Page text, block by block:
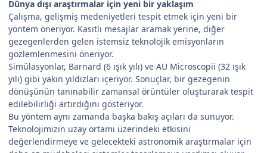
Dünya dışı araştırmalar için yeni bir yaklaşım
Çalışma, gelişmiş medeniyetleri tespit etmek için yeni bir
yöntem öneriyor. Kasıtlı mesajlar aramak yerine, diğer
gezegenlerden gelen istemsiz teknolojik emisyonların
gözlemlenmesini öneriyor.
Simülasyonlar, Barnard (6 ışık yılı) ve AU Microscopii (32 ışık
yılı) gibi yakın yıldızları içeriyor. Sonuçlar, bir gezegenin
dönüşünün tanınabilir zamansal örüntüler oluşturarak tespit
edilebilirliği artırdığını gösteriyor.
Bu yöntem aynı zamanda başka bakış açıları da sunuyor.
Teknolojimizin uzay ortamı üzerindeki etkisini
değerlendirmeye ve gelecekteki astronomik araştırmalar için